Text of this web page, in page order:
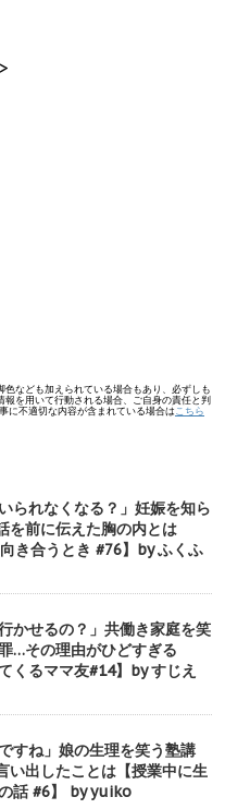
なども加えられている場合もあり、必ずしも
を用いて行動される場合、ご自身の責任と判
に不適切な内容が含まれている場合はこちら
られなくなる？」妊娠を知ら
を前に伝えた胸の内とは
き合うとき #76】by ふくふ
かせるの？」共働き家庭を笑
…その理由がひどすぎる
くるママ友#14】by すじえ
すね」娘の生理を笑う塾講
い出したことは【授業中に生
話 #6】 by yuiko